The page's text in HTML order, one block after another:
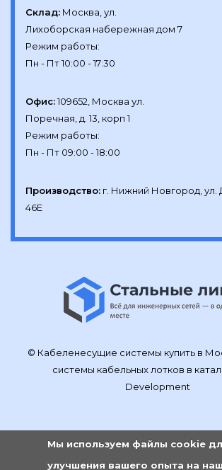
Склад: Москва, ул.
Лихоборская набережная дом 7
Режим работы:
Офис:109652, Москва ул.
Поречная, д. 13, корп 1
Режим работы:
Производство: г. Нижний Новгород, ул.
46Е
© Кабеленесущие системы купить в
системы кабельных лотков в
Development
Мы используем файлы cookie
улучшения вашего опыта на